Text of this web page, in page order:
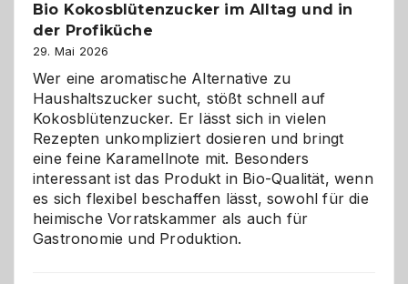
Gefahr
für
Hunde
im
eigenen
Zuhause
Bio Kokosblütenzucker im Alltag und in
der Profiküche
29. Mai 2026
Wer eine aromatische Alternative zu
Haushaltszucker sucht, stößt schnell auf
Kokosblütenzucker. Er lässt sich in vielen
Rezepten unkompliziert dosieren und bringt
eine feine Karamellnote mit. Besonders
interessant ist das Produkt in Bio-Qualität, wenn
es sich flexibel beschaffen lässt, sowohl für die
heimische Vorratskammer als auch für
Gastronomie und Produktion.